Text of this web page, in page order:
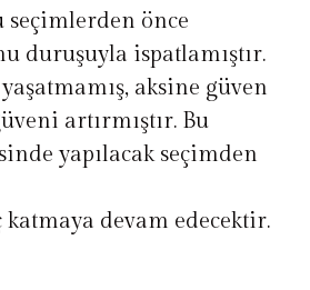
seçimlerden önce
duruşuyla ispatlamıştır.
aksine güven
artırmıştır. Bu
yapılacak seçimden
devam edecektir.